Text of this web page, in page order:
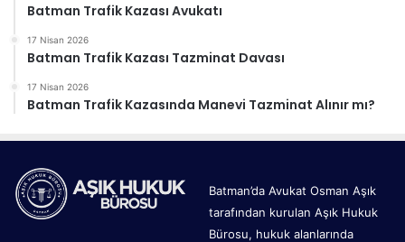
Batman Trafik Kazası Avukatı
17 Nisan 2026
Batman Trafik Kazası Tazminat Davası
17 Nisan 2026
Batman Trafik Kazasında Manevi Tazminat Alınır mı?
Batman’da Avukat Osman Aşık
tarafından kurulan Aşık Hukuk
Bürosu, hukuk alanlarında